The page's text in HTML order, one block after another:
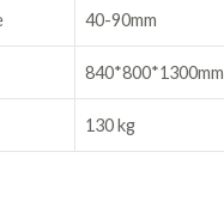
40-90mm
840*800*1300mm
130 kg